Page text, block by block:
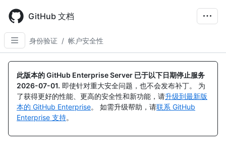
main
content
GitHub 文档
身份验证 / 帐户安全性
此版本的 GitHub Enterprise Server 已于以下日期停止服务
2026-07-01. 即使针对重大安全问题，也不会发布补丁。 为
了获得更好的性能、更高的安全性和新功能，请升级到最新版
本的 GitHub Enterprise。 如需升级帮助，请联系 GitHub
Enterprise 支持。